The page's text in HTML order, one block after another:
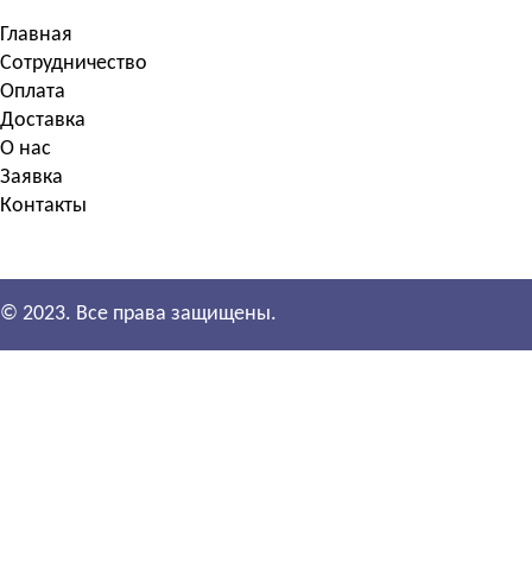
Главная
Сотрудничество
Оплата
Доставка
О нас
Заявка
Контакты
© 2023. Все права защищены.